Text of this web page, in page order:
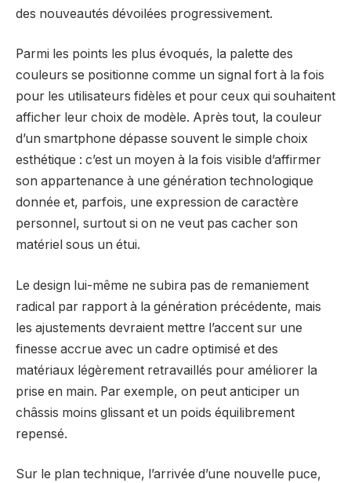
des nouveautés dévoilées progressivement.
Parmi les points les plus évoqués, la palette des
couleurs se positionne comme un signal fort à la fois
pour les utilisateurs fidèles et pour ceux qui souhaitent
afficher leur choix de modèle. Après tout, la couleur
d’un smartphone dépasse souvent le simple choix
esthétique : c’est un moyen à la fois visible d’affirmer
son appartenance à une génération technologique
donnée et, parfois, une expression de caractère
personnel, surtout si on ne veut pas cacher son
matériel sous un étui.
Le design lui-même ne subira pas de remaniement
radical par rapport à la génération précédente, mais
les ajustements devraient mettre l’accent sur une
finesse accrue avec un cadre optimisé et des
matériaux légèrement retravaillés pour améliorer la
prise en main. Par exemple, on peut anticiper un
châssis moins glissant et un poids équilibrement
repensé.
Sur le plan technique, l’arrivée d’une nouvelle puce,